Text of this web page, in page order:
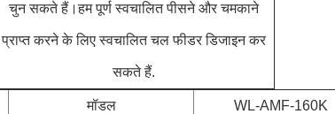
चुन सकते हैं।हम पूर्ण स्वचालित पीसने और चमकाने
प्राप्त करने के लिए स्वचालित चल फीडर डिजाइन कर
सकते हैं.
मॉडल WL-AMF-160K